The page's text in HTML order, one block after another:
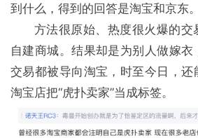
到什么，得到的回答是淘宝和京东。
方法很原始、热度很火爆的交
自建商城。结果却是为别人做嫁
交易都被导向淘宝，时至今日，
淘宝店把“虎扑卖家”当成标签。